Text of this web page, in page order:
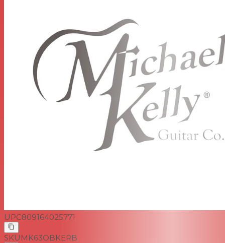
UPC809164025771
SKU MK63OBKERB